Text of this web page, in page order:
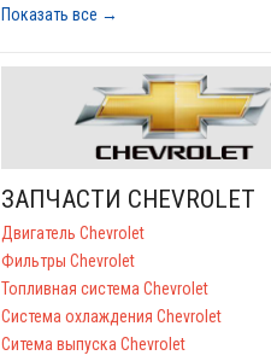
Показать все →
ЗАПЧАСТИ CHEVROLET
Двигатель Chevrolet
Фильтры Chevrolet
Топливная система Chevrolet
Система охлаждения Chevrolet
Ситема выпуска Chevrolet